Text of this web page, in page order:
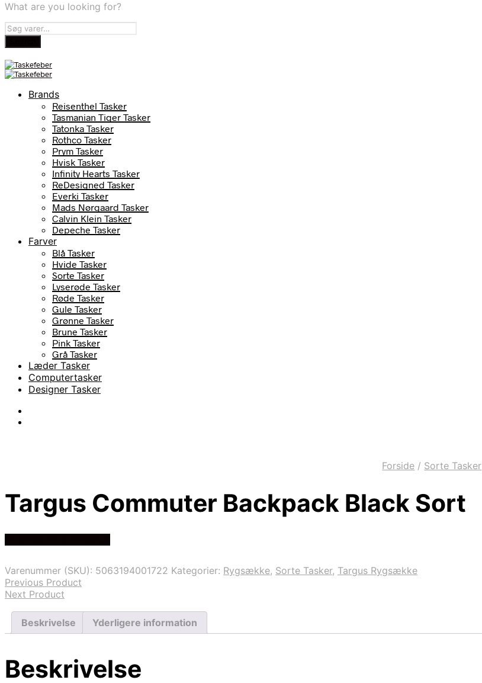
What are you looking for?
Brands
Reisenthel Tasker
Tasmanian Tiger Tasker
Tatonka Tasker
Rothco Tasker
Prym Tasker
Hvisk Tasker
Infinity Hearts Tasker
ReDesigned Tasker
Everki Tasker
Mads Nørgaard Tasker
Calvin Klein Tasker
Depeche Tasker
Farver
Blå Tasker
Hvide Tasker
Sorte Tasker
Lyserøde Tasker
Røde Tasker
Gule Tasker
Grønne Tasker
Brune Tasker
Pink Tasker
Grå Tasker
Læder Tasker
Computertasker
Designer Tasker
Forside / Sorte Tasker
Targus Commuter Backpack Black Sort
Varenummer (SKU): 5063194001722 Kategorier: Rygsække, Sorte Tasker, Targus Rygsække
Previous Product
Next Product
Beskrivelse Yderligere information
Beskrivelse